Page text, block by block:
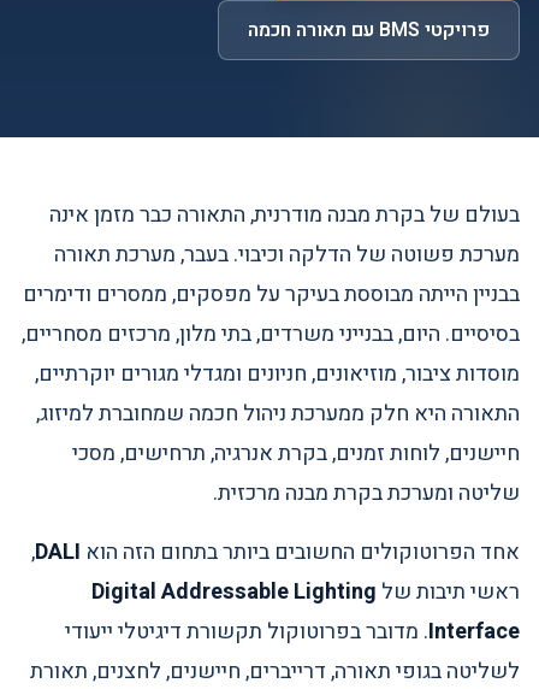
פרויקטי BMS עם תאורה חכמה
בעולם של בקרת מבנה מודרנית, התאורה כבר מזמן אינה
מערכת פשוטה של הדלקה וכיבוי. בעבר, מערכת תאורה
בבניין הייתה מבוססת בעיקר על מפסקים, ממסרים ודימרים
בסיסיים. היום, בבנייני משרדים, בתי מלון, מרכזים מסחריים,
מוסדות ציבור, מוזיאונים, חניונים ומגדלי מגורים יוקרתיים,
התאורה היא חלק ממערכת ניהול חכמה שמחוברת למיזוג,
חיישנים, לוחות זמנים, בקרת אנרגיה, תרחישים, מסכי
שליטה ומערכת בקרת מבנה מרכזית.
אחד הפרוטוקולים החשובים ביותר בתחום הזה הוא DALI
,
ראשי תיבות של Digital Addressable Lighting
Interface. מדובר בפרוטוקול תקשורת דיגיטלי ייעודי
לשליטה בגופי תאורה, דרייברים, חיישנים, לחצנים, תאורת